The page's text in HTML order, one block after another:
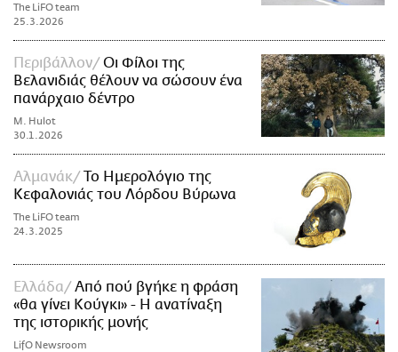
The LiFO team
25.3.2026
Περιβάλλον
Οι Φίλοι της
Βελανιδιάς θέλουν να σώσουν ένα
πανάρχαιο δέντρο
M. Hulot
30.1.2026
Αλμανάκ
Το Ημερολόγιο της
Κεφαλονιάς του Λόρδου Βύρωνα
The LiFO team
24.3.2025
Ελλάδα
Από πού βγήκε η φράση
«θα γίνει Κούγκι» - Η ανατίναξη
της ιστορικής μονής
LifO Newsroom